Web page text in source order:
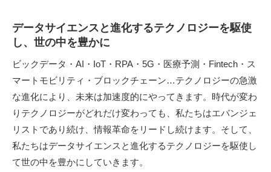
データサイエンスと進化するテクノロジーを駆使
し、世の中を豊かに
ビックデータ・AI・IoT・RPA・5G・医療予測・Fintech・ス
マートモビリティ・ブロックチェーン…テクノロジーの急激
な進化により、未来は加速度的にやってきます。時代が変わ
りテクノロジーがどれだけ変わっても、私たちはエバンジェ
リストであり続け、情報革命をリードし続けます。そして、
私たちはデータサイエンスと進化するテクノロジーを駆使し
て世の中を豊かにしていきます。